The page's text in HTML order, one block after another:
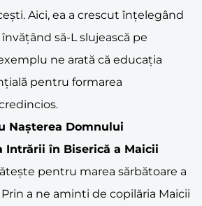
Aici, ea a crescut înțelegând
să-L slujească pe
ne arată că educația
pentru formarea
Nașterea Domnului
Intrării în Biserică a Maicii
pentru marea sărbătoare a
a ne aminti de copilăria Maicii